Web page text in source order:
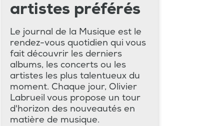
artistes préférés
Le journal de la Musique est le
rendez-vous quotidien qui vous
fait découvrir les derniers
albums, les concerts ou les
artistes les plus talentueux du
moment. Chaque jour, Olivier
Labrueil vous propose un tour
d'horizon des nouveautés en
matière de musique.